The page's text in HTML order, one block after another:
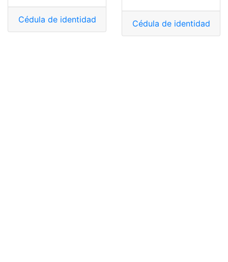
Cédula de identidad Código Dactilar Consultas,
Cédula de identidad